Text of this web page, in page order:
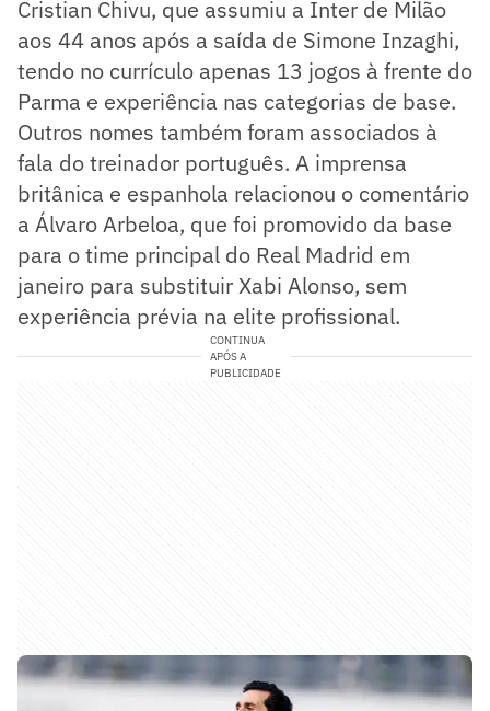
Cristian Chivu, que assumiu a Inter de Milão
aos 44 anos após a saída de Simone Inzaghi,
tendo no currículo apenas 13 jogos à frente do
Parma e experiência nas categorias de base.
Outros nomes também foram associados à
fala do treinador português. A imprensa
britânica e espanhola relacionou o comentário
a Álvaro Arbeloa, que foi promovido da base
para o time principal do Real Madrid em
janeiro para substituir Xabi Alonso, sem
experiência prévia na elite profissional.
CONTINUA
APÓS A
PUBLICIDADE